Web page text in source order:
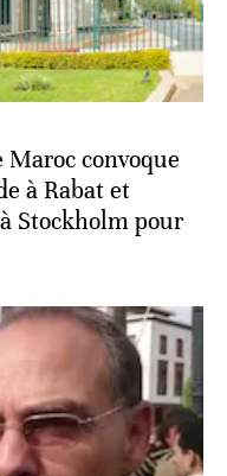
convoque
à Rabat et
Stockholm pour